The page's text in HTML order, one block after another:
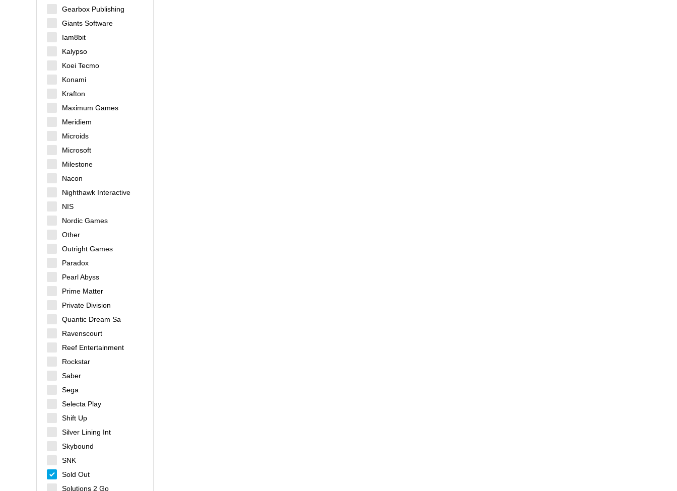
Gearbox Publishing
Giants Software
Iam8bit
Kalypso
Koei Tecmo
Konami
Krafton
Maximum Games
Meridiem
Microids
Microsoft
Milestone
Nacon
Nighthawk Interactive
NIS
Nordic Games
Other
Outright Games
Paradox
Pearl Abyss
Prime Matter
Private Division
Quantic Dream Sa
Ravenscourt
Reef Entertainment
Rockstar
Saber
Sega
Selecta Play
Shift Up
Silver Lining Int
Skybound
SNK
Sold Out
Solutions 2 Go